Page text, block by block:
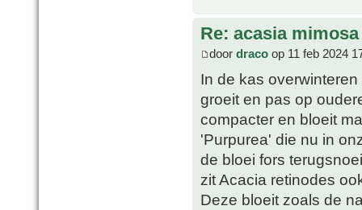
Re: acasia mimosa
door draco op 11 feb 2024
In de kas
groeit en pas op
compacter en bloeit
'Purpurea' die nu in
de bloei fors
zit Acacia retinodes
Deze bloeit zoals de